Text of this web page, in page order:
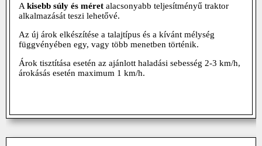
A kisebb súly és méret alacsonyabb teljesítményű traktor
alkalmazását teszi lehetővé.
Az új árok elkészítése a talajtípus és a kívánt mélység
függvényében egy, vagy több menetben történik.
Árok tisztítása esetén az ajánlott haladási sebesség 2-3 km/h,
árokásás esetén maximum 1 km/h.